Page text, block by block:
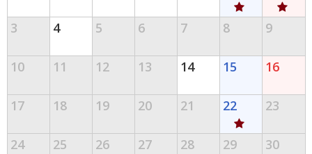
3 4 5 6 7 8 9
10 11 12 13 14 15 16
17 18 19 20 21 22 23
24 25 26 27 28 29 30